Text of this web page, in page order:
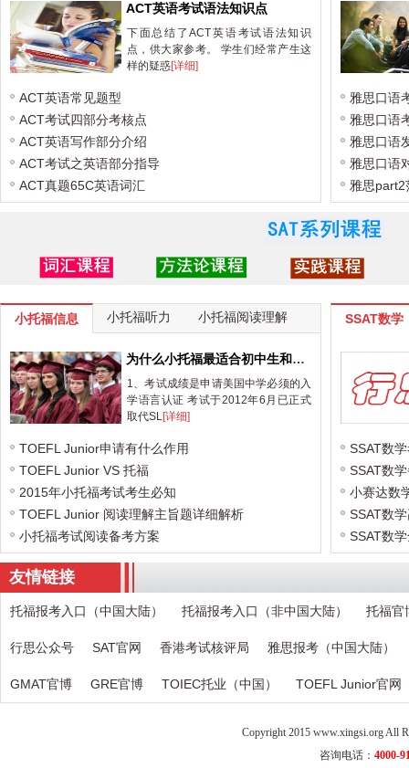
ACT英语考试语法知识点
下面总结了ACT英语考试语法知识
点，供大家参考。 学生们经常产生这
样的疑惑[详细]
ACT英语常见题型
ACT考试四部分考核点
ACT英语写作部分介绍
ACT考试之英语部分指导
ACT真题65C英语词汇
雅思口语
雅思口语
雅思口语
雅思口语
雅思part2
小托福信息 小托福听力 小托福阅读理解
为什么小托福最适合初中生和高中生
1、考试成绩是申请美国中学必须的入
学语言认证 考试于2012年6月已正式
取代SL[详细]
TOEFL Junior申请有什么作用
TOEFL Junior VS 托福
2015年小托福考试考生必知
TOEFL Junior 阅读理解主旨题详细解析
小托福考试阅读备考方案
SSAT数学
SSAT数
SSAT数
小赛达数
SSAT数
SSAT数
友情链接
托福报考入口（中国大陆） 托福报考入口（非中国大陆） 托福官
行思公众号 SAT官网 香港考试核评局 雅思报考（中国大陆）
GMAT官博 GRE官博 TOIEC托业（中国） TOEFL Junior官网
Copyright 2015 www.xingsi.org All
咨询电话： 4000-